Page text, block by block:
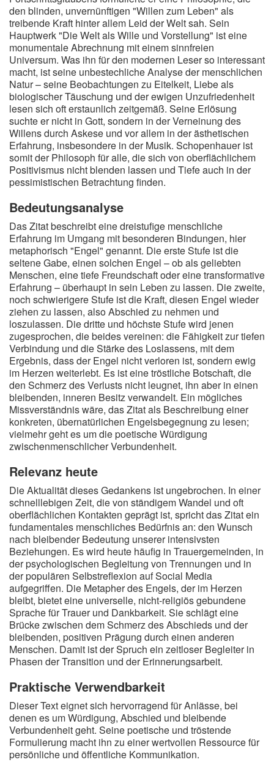
den blinden, unvernünftigen "Willen zum Leben" als
treibende Kraft hinter allem Leid der Welt sah. Sein
Hauptwerk "Die Welt als Wille und Vorstellung" ist eine
monumentale Abrechnung mit einem sinnfreien
Universum. Was ihn für den modernen Leser so interessant
macht, ist seine unbestechliche Analyse der menschlichen
Natur – seine Beobachtungen zu Eitelkeit, Liebe als
biologischer Täuschung und der ewigen Unzufriedenheit
lesen sich oft erstaunlich zeitgemäß. Seine Erlösung
suchte er nicht in Gott, sondern in der Verneinung des
Willens durch Askese und vor allem in der ästhetischen
Erfahrung, insbesondere in der Musik. Schopenhauer ist
somit der Philosoph für alle, die sich von oberflächlichem
Positivismus nicht blenden lassen und Tiefe auch in der
pessimistischen Betrachtung finden.
Bedeutungsanalyse
Das Zitat beschreibt eine dreistufige menschliche
Erfahrung im Umgang mit besonderen Bindungen, hier
metaphorisch "Engel" genannt. Die erste Stufe ist die
seltene Gabe, einen solchen Engel – ob als geliebten
Menschen, eine tiefe Freundschaft oder eine transformative
Erfahrung – überhaupt in sein Leben zu lassen. Die zweite,
noch schwierigere Stufe ist die Kraft, diesen Engel wieder
ziehen zu lassen, also Abschied zu nehmen und
loszulassen. Die dritte und höchste Stufe wird jenen
zugesprochen, die beides vereinen: die Fähigkeit zur tiefen
Verbindung und die Stärke des Loslassens, mit dem
Ergebnis, dass der Engel nicht verloren ist, sondern ewig
im Herzen weiterlebt. Es ist eine tröstliche Botschaft, die
den Schmerz des Verlusts nicht leugnet, ihn aber in einen
bleibenden, inneren Besitz verwandelt. Ein mögliches
Missverständnis wäre, das Zitat als Beschreibung einer
konkreten, übernatürlichen Engelsbegegnung zu lesen;
vielmehr geht es um die poetische Würdigung
zwischenmenschlicher Verbundenheit.
Relevanz heute
Die Aktualität dieses Gedankens ist ungebrochen. In einer
schnelllebigen Zeit, die von ständigem Wandel und oft
oberflächlichen Kontakten geprägt ist, spricht das Zitat ein
fundamentales menschliches Bedürfnis an: den Wunsch
nach bleibender Bedeutung unserer intensivsten
Beziehungen. Es wird heute häufig in Trauergemeinden, in
der psychologischen Begleitung von Trennungen und in
der populären Selbstreflexion auf Social Media
aufgegriffen. Die Metapher des Engels, der im Herzen
bleibt, bietet eine universelle, nicht-religiös gebundene
Sprache für Trauer und Dankbarkeit. Sie schlägt eine
Brücke zwischen dem Schmerz des Abschieds und der
bleibenden, positiven Prägung durch einen anderen
Menschen. Damit ist der Spruch ein zeitloser Begleiter in
Phasen der Transition und der Erinnerungsarbeit.
Praktische Verwendbarkeit
Dieser Text eignet sich hervorragend für Anlässe, bei
denen es um Würdigung, Abschied und bleibende
Verbundenheit geht. Seine poetische und tröstende
Formulierung macht ihn zu einer wertvollen Ressource für
persönliche und öffentliche Kommunikation.